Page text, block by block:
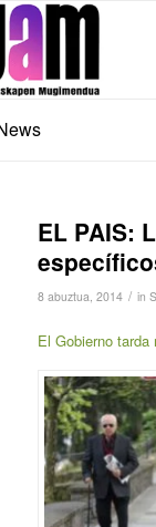
EL PAIS:
8 abuztua, 2014 / in
El Gobierno